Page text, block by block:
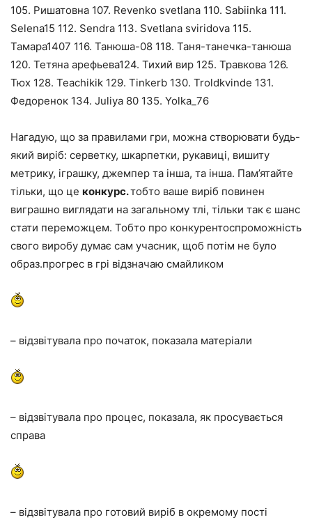
105. Ришатовна 107. Revenko svetlana 110. Sabiinka 111.
Selena15 112. Sendra 113. Svetlana sviridova 115.
Тамара1407 116. Танюша-08 118. Таня-танечка-танюша
120. Тетяна арефьева124. Тихий вир 125. Травкова 126.
Тюх 128. Teachikik 129. Tinkerb 130. Troldkvinde 131.
Федоренок 134. Juliya 80 135. Yolka_76
Нагадую, що за правилами гри, можна створювати будь-
який виріб: серветку, шкарпетки, рукавиці, вишиту
метрику, іграшку, джемпер та інша, та інша. Пам’ятайте
тільки, що це конкурс.тобто ваше виріб повинен
виграшно виглядати на загальному тлі, тільки так є шанс
стати переможцем. Тобто про конкурентоспроможність
свого виробу думає сам учасник, щоб потім не було
образ.прогрес в грі відзначаю смайликом
– відзвітувала про початок, показала матеріали
– відзвітувала про процес, показала, як просувається
справа
– відзвітувала про готовий виріб в окремому пості